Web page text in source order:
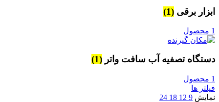
ابزار برقی (1)
1 محصول
دستگاه تصفیه آب سافت واتر (1)
1 محصول
فیلتر ها
نمایش 9
12
18
24